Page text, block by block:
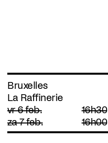
Bruxelles
La Raffinerie
vr 6 feb.
16h30
za 7 feb. 16h00